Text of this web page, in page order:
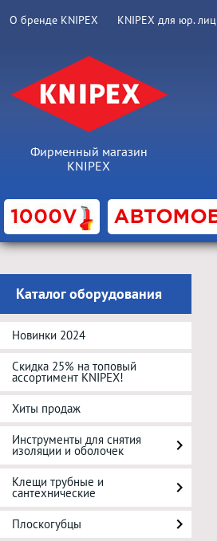
О бренде KNIPEX KNIPEX для юр. лиц
Фирменный магазин
KNIPEX
Каталог оборудования
Новинки 2024
Скидка 25% на топовый
ассортимент KNIPEX!
Хиты продаж
Инструменты для снятия
изоляции и оболочек
Клещи трубные и
сантехнические
Плоскогубцы